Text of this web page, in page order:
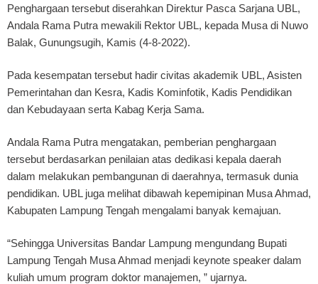
Penghargaan tersebut diserahkan Direktur Pasca Sarjana UBL,
Andala Rama Putra mewakili Rektor UBL, kepada Musa di Nuwo
Balak, Gunungsugih, Kamis (4-8-2022).
Pada kesempatan tersebut hadir civitas akademik UBL, Asisten
Pemerintahan dan Kesra, Kadis Kominfotik, Kadis Pendidikan
dan Kebudayaan serta Kabag Kerja Sama.
Andala Rama Putra mengatakan, pemberian penghargaan
tersebut berdasarkan penilaian atas dedikasi kepala daerah
dalam melakukan pembangunan di daerahnya, termasuk dunia
pendidikan. UBL juga melihat dibawah kepemipinan Musa Ahmad,
Kabupaten Lampung Tengah mengalami banyak kemajuan.
“Sehingga Universitas Bandar Lampung mengundang Bupati
Lampung Tengah Musa Ahmad menjadi keynote speaker dalam
kuliah umum program doktor manajemen, ” ujarnya.